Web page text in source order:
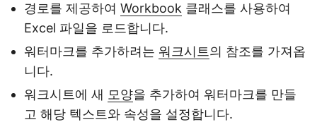
경로를 제공하여 Workbook 클래스를 사용하여
Excel 파일을 로드합니다.
워터마크를 추가하려는 워크시트의 참조를 가져옵
니다.
워크시트에 새 모양을 추가하여 워터마크를 만들
고 해당 텍스트와 속성을 설정합니다.